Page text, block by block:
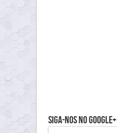
Siga-nos no Google+